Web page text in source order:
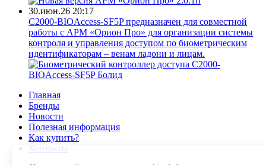
30.июн.26 20:17
С2000-BIOAccess-SF5P предназначен для совместной
работы с АРМ «Орион Про» для организации системы
контроля и управления доступом по биометрическим
идентификаторам – венам ладони и лицам.
Главная
Бренды
Новости
Полезная информация
Как купить?
Контакты